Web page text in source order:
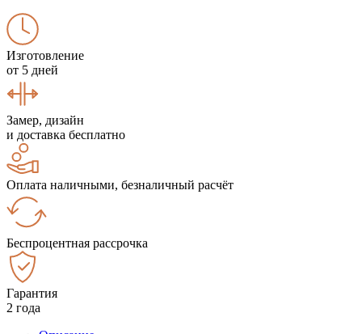
Изготовление
от 5 дней
Замер, дизайн
и доставка бесплатно
Оплата наличными, безналичный расчёт
Беспроцентная рассрочка
Гарантия
2 года